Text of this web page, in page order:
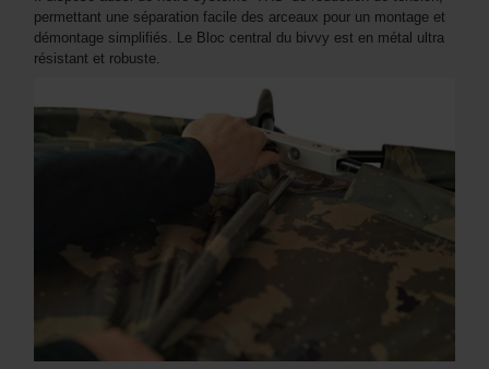
permettant une séparation facile des arceaux pour un montage et
démontage simplifiés. Le Bloc central du bivvy est en métal ultra
résistant et robuste.